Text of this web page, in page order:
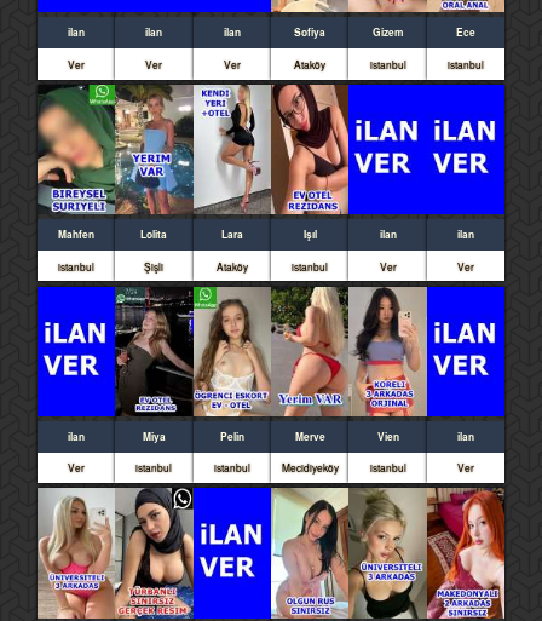
ilan
Ver
ilan
Ver
ilan
Ver
Sofiya
Ataköy
Gizem
istanbul
Ece
istanbul
Mahfen
istanbul
Lolita
Şişli
Lara
Ataköy
Işıl
istanbul
ilan
Ver
ilan
Ver
ilan
Ver
Miya
istanbul
Pelin
istanbul
Merve
Mecidiyeköy
Vien
istanbul
ilan
Ver